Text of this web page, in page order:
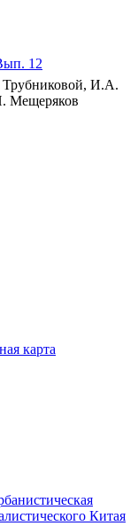
12
И.А.
Мещеряков
карта
Китая